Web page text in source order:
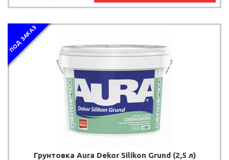
ПОД ЗАКАЗ
Грунтовка Aura Dekor Silikon Grund (2,5 л)